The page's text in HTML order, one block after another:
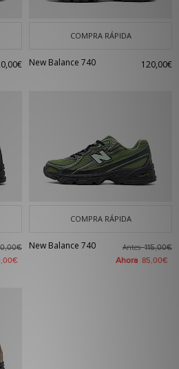
COMPRA RÁPIDA
New Balance 740 120,00€
COMPRA RÁPIDA
New Balance 740 Antes115,00€
Ahora 85,00€